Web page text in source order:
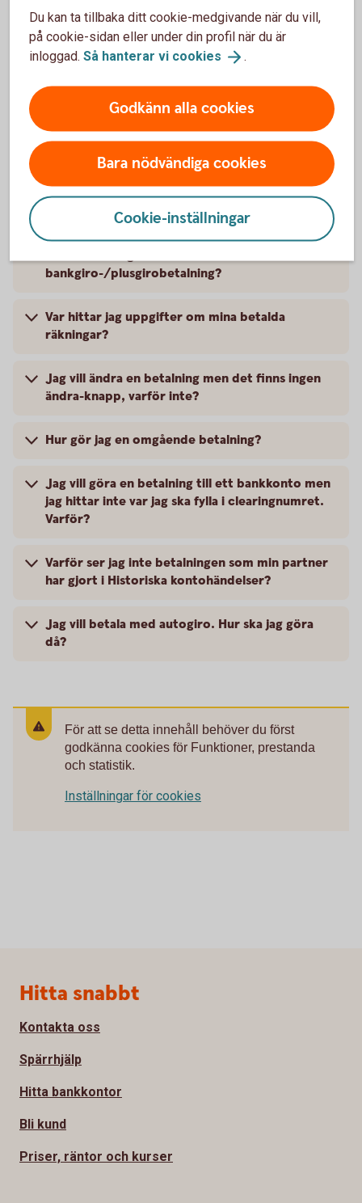
Hur betalar jag räkningar i internetbanken?
Frågor och svar
hade pengar på kontot på förfallodagen?
Vad gör jag om jag får en avvisad betalning?
bankgiro-/plusgirobetalning?
Var hittar jag uppgifter om mina betalda
räkningar?
Jag vill ändra en betalning men det finns ingen
ändra-knapp, varför inte?
Hur gör jag en omgående betalning?
Jag vill göra en betalning till ett bankkonto men
jag hittar inte var jag ska fylla i clearingnumret.
Varför?
Varför ser jag inte betalningen som min partner
har gjort i Historiska kontohändelser?
Jag vill betala med autogiro. Hur ska jag göra
då?
För att se detta innehåll behöver du först
godkänna cookies för Funktioner, prestanda
och statistik.
Inställningar för cookies
Du kan ta tillbaka ditt cookie-medgivande när du vill,
på cookie-sidan eller under din profil när du är
inloggad. Så hanterar vi cookies .
Godkänn alla cookies
Bara nödvändiga cookies
Cookie-inställningar
Sidfot
Hitta snabbt
Kontakta oss
Spärrhjälp
Hitta bankkontor
Bli kund
Priser, räntor och kurser